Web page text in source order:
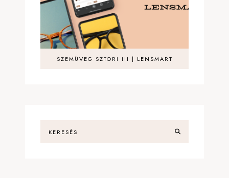
SZEMÜVEG SZTORI III | LENSMART